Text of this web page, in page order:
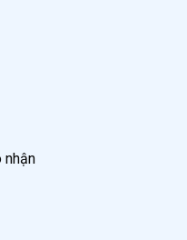
bơm mỡ
nhận